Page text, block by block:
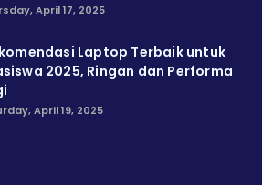
April 17, 2025
Laptop Terbaik untuk
2025, Ringan dan Performa
April 19, 2025